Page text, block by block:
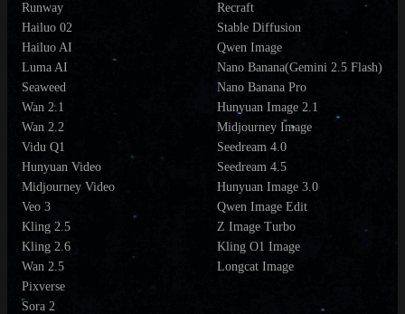
Runway
Hailuo 02
Hailuo AI
Luma AI
Seaweed
Wan 2.1
Wan 2.2
Vidu Q1
Hunyuan Video
Midjourney Video
Veo 3
Kling 2.5
Kling 2.6
Wan 2.5
Pixverse
Sora 2
Recraft
Stable Diffusion
Qwen Image
Nano Banana(Gemini 2.5 Flash)
Nano Banana Pro
Hunyuan Image 2.1
Midjourney Image
Seedream 4.0
Seedream 4.5
Hunyuan Image 3.0
Qwen Image Edit
Z Image Turbo
Kling O1 Image
Longcat Image